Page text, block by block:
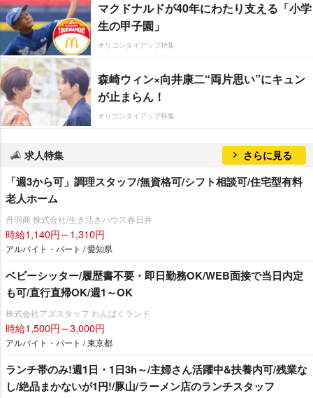
マクドナルドが40年にわたり支える「小学
生の甲子園」
オリコンタイアップ特集
森崎ウィン×向井康二“両片思い”にキュン
が止まらん！
オリコンタイアップ特集
求人特集 さらに見る
「週3から可」調理スタッフ/無資格可/シフト相談可/住宅型有料
老人ホーム
丹羽商 株式会社/生き活きハウス春日井
時給1,140円～1,310円
アルバイト・パート / 愛知県
ベビーシッター/履歴書不要・即日勤務OK/WEB面接で当日内定
も可/直行直帰OK/週1～OK
株式会社アズスタッフ わんぱくランド
時給1,500円～3,000円
アルバイト・パート / 東京都
ランチ帯のみ!週1日・1日3h～/主婦さん活躍中&扶養内可/残業な
し/絶品まかないが1円!/豚山/ラーメン店のランチスタッフ